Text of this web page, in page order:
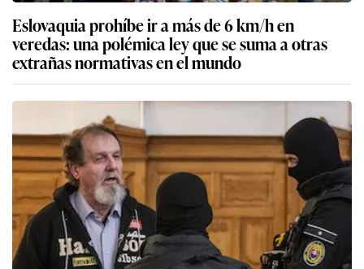
Eslovaquia prohíbe ir a más de 6 km/h en
veredas: una polémica ley que se suma a otras
extrañas normativas en el mundo